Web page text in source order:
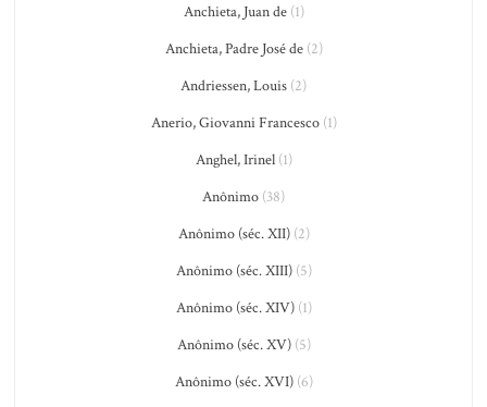
Anchieta, Juan de(1)
Anchieta, Padre José de(2)
Andriessen, Louis (2)
Anerio, Giovanni Francesco(1)
Anghel, Irinel(1)
Anônimo (38)
Anônimo (séc. XII)(2)
Anônimo (séc. XIII)(5)
Anônimo (séc. XIV)(1)
Anônimo (séc. XV)(5)
Anônimo (séc. XVI)(6)